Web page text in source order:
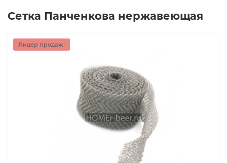
Сетка Панченкова нержавеющая
Лидер продаж!